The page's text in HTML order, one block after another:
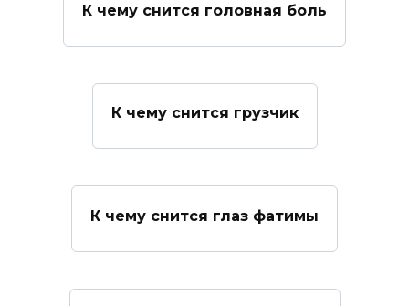
К чему снится головная боль
К чему снится грузчик
К чему снится глаз фатимы